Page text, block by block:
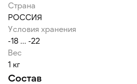
Страна
РОССИЯ
Условия хранения
-18 ... -22
Вес
1 кг
Состав